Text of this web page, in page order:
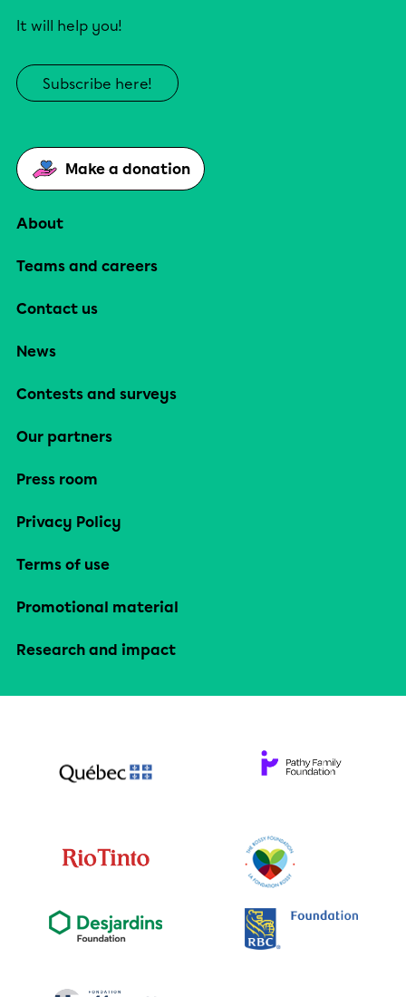
It will help you!
Subscribe here!
Make a donation
About
Teams and careers
Contact us
News
Contests and surveys
Our partners
Press room
Privacy Policy
Terms of use
Promotional material
Research and impact